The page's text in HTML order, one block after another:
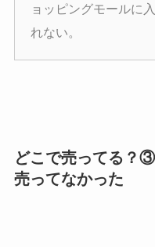
ョッピングモールに
れない。
どこで売ってる？
売ってなかった